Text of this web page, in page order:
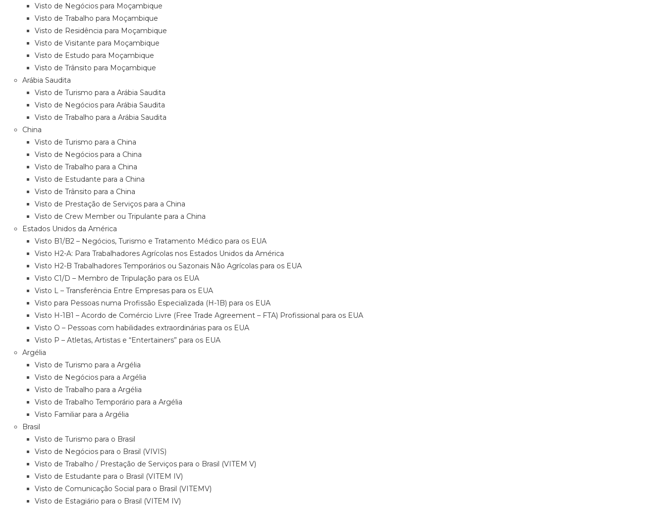
Visto de Negócios para Moçambique
Visto de Trabalho para Moçambique
Visto de Residência para Moçambique
Visto de Visitante para Moçambique
Visto de Estudo para Moçambique
Visto de Trânsito para Moçambique
Arábia Saudita
Visto de Turismo para a Arábia Saudita
Visto de Negócios para Arábia Saudita
Visto de Trabalho para a Arábia Saudita
China
Visto de Turismo para a China
Visto de Negócios para a China
Visto de Trabalho para a China
Visto de Estudante para a China
Visto de Trânsito para a China
Visto de Prestação de Serviços para a China
Visto de Crew Member ou Tripulante para a China
Estados Unidos da América
Visto B1/B2 – Negócios, Turismo e Tratamento Médico para os EUA
Visto H2-A: Para Trabalhadores Agrícolas nos Estados Unidos da América
Visto H2-B Trabalhadores Temporários ou Sazonais Não Agrícolas para os EUA
Visto C1/D – Membro de Tripulação para os EUA
Visto L – Transferência Entre Empresas para os EUA
Visto para Pessoas numa Profissão Especializada (H-1B) para os EUA
Visto H-1B1 – Acordo de Comércio Livre (Free Trade Agreement – FTA) Profissional para os EUA
Visto O – Pessoas com habilidades extraordinárias para os EUA
Visto P – Atletas, Artistas e “Entertainers” para os EUA
Argélia
Visto de Turismo para a Argélia
Visto de Negócios para a Argélia
Visto de Trabalho para a Argélia
Visto de Trabalho Temporário para a Argélia
Visto Familiar para a Argélia
Brasil
Visto de Turismo para o Brasil
Visto de Negócios para o Brasil (VIVIS)
Visto de Trabalho / Prestação de Serviços para o Brasil (VITEM V)
Visto de Estudante para o Brasil (VITEM IV)
Visto de Comunicação Social para o Brasil (VITEMV)
Visto de Estagiário para o Brasil (VITEM IV)